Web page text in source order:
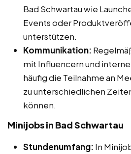
Bad Schwartau wie
Events oder
unterstützen.
Kommunikation:
mit Influencern und
häufig die Teilnahme an
zu unterschiedlichen
können.
Minijobs in Bad Schwartau
Stundenumfang: In